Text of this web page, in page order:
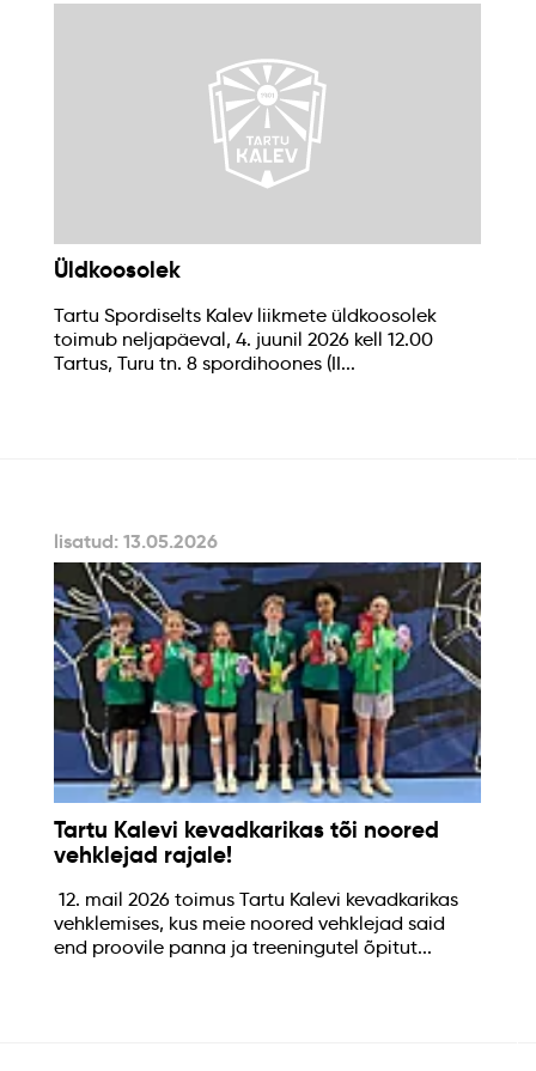
Üldkoosolek
Tartu Spordiselts Kalev liikmete üldkoosolek
toimub neljapäeval, 4. juunil 2026 kell 12.00
Tartus, Turu tn. 8 spordihoones (II...
lisatud: 13.05.2026
Tartu Kalevi kevadkarikas tõi noored
vehklejad rajale!
12. mail 2026 toimus Tartu Kalevi kevadkarikas
vehklemises, kus meie noored vehklejad said
end proovile panna ja treeningutel õpitut...